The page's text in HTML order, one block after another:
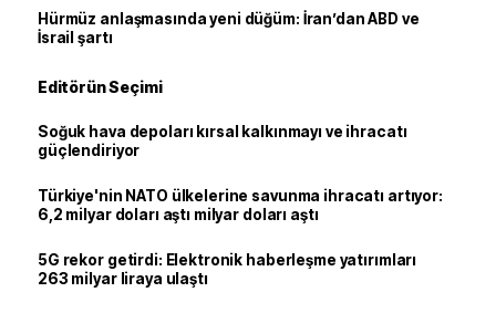
Hürmüz anlaşmasında yeni düğüm: İran’dan ABD ve
İsrail şartı
Editörün Seçimi
Soğuk hava depoları kırsal kalkınmayı ve ihracatı
güçlendiriyor
Türkiye'nin NATO ülkelerine savunma ihracatı artıyor:
6,2 milyar doları aştı milyar doları aştı
5G rekor getirdi: Elektronik haberleşme yatırımları
263 milyar liraya ulaştı